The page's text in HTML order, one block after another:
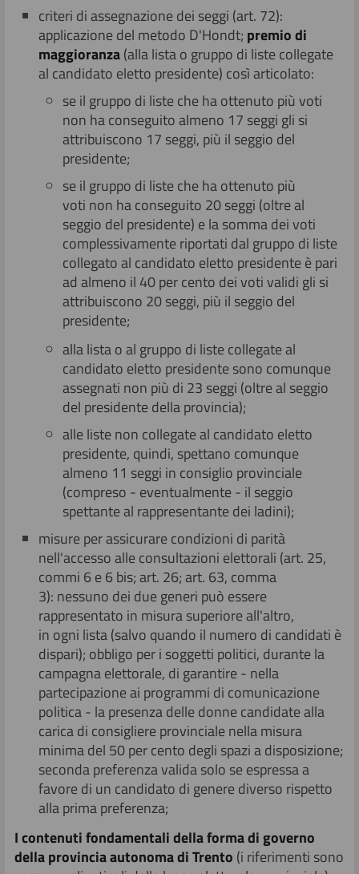
criteri di assegnazione dei seggi (art. 72):
applicazione del metodo D'Hondt; premio di
maggioranza(alla lista o gruppo di liste collegate
al candidato eletto presidente) così articolato:
se il gruppo di liste che ha ottenuto più voti
non ha conseguito almeno 17 seggi gli si
attribuiscono 17 seggi, più il seggio del
presidente;
se il gruppo di liste che ha ottenuto più
voti non ha conseguito 20 seggi (oltre al
seggio del presidente) e la somma dei voti
complessivamente riportati dal gruppo di liste
collegato al candidato eletto presidente è pari
ad almeno il 40 per cento dei voti validi gli si
attribuiscono 20 seggi, più il seggio del
presidente;
alla lista o al gruppo di liste collegate al
candidato eletto presidente sono comunque
assegnati non più di 23 seggi (oltre al seggio
del presidente della provincia);
alle liste non collegate al candidato eletto
presidente, quindi, spettano comunque
almeno 11 seggi in consiglio provinciale
(compreso - eventualmente - il seggio
spettante al rappresentante dei ladini);
misure per assicurare condizioni di parità
nell'accesso alle consultazioni elettorali (art. 25,
commi 6 e 6 bis; art. 26; art. 63, comma
3): nessuno dei due generi può essere
rappresentato in misura superiore all'altro,
in ogni lista (salvo quando il numero di candidati è
dispari); obbligo per i soggetti politici, durante la
campagna elettorale, di garantire - nella
partecipazione ai programmi di comunicazione
politica - la presenza delle donne candidate alla
carica di consigliere provinciale nella misura
minima del 50 per cento degli spazi a disposizione;
seconda preferenza valida solo se espressa a
favore di un candidato di genere diverso rispetto
alla prima preferenza;
I contenuti fondamentali della forma di governo
della provincia autonoma di Trento (i riferimenti sono